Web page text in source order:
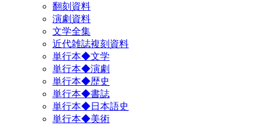
翻刻資料
演劇資料
文学全集
近代雑誌複刻資料
単行本◆文学
単行本◆演劇
単行本◆歴史
単行本◆書誌
単行本◆日本語史
単行本◆美術